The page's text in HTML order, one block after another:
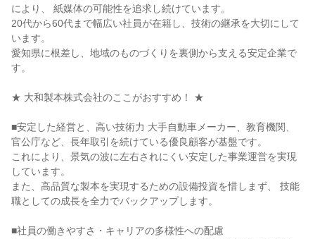
により、 紙媒体の可能性を追求し続けています。
20代から60代まで幅広い社員が在籍し、技術の継承を大切にして
います。
愛知県に根差し、地域のものづくりを裏側から支える安定企業で
す。
★ 大和製本株式会社のここがおすすめ！ ★
■安定した経営と、高い技術力 大手自動車メーカー、教育機関、
官公庁など、長年取引を続けている優良顧客が基盤です。
これにより、景気の波に左右されにくい安定した事業運営を実現
しています。
また、高品質な製本を実現するための設備投資を惜しまず、 技能
職としての成長を全力でバックアップします。
■社員の働きやすさ・キャリアの多様性への配慮